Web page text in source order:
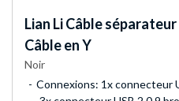
Lian LiCâble séparateur
Câble en Y
Noir
Connexions: 1x connecteur